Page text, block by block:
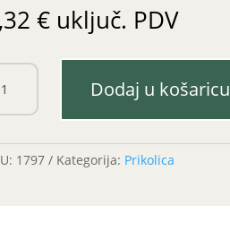
€ uključ. PDV
Dodaj u košaricu
1797 Kategorija: Prikolica